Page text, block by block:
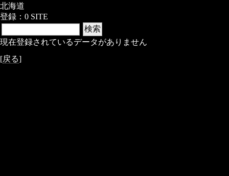
北海道
登録：0 SITE
現在登録されているデータがありません
[戻る]